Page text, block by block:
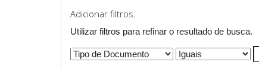
Adicionar filtros:
Utilizar filtros para refinar o resultado de busca.